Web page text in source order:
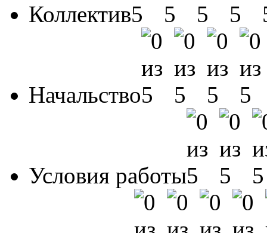
Коллектив
Начальство
Условия работы